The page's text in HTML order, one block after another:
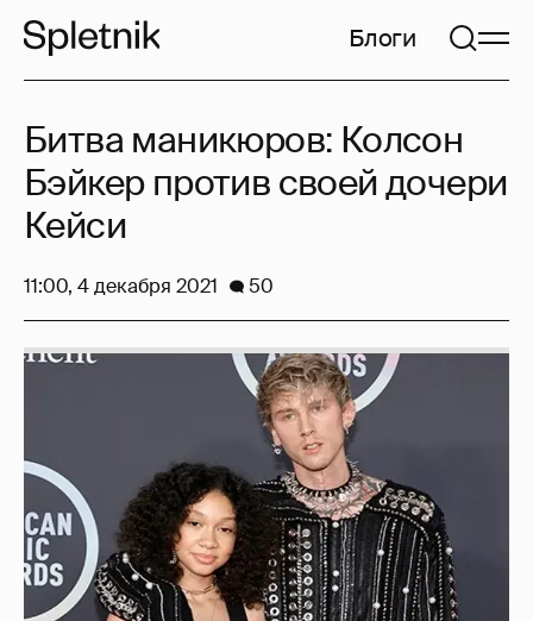
Блоги
Битва маникюров: Колсон
Бэйкер против своей дочери
Кейси
11:00, 4 декабря 2021 50